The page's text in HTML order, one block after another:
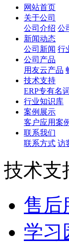
网站首页
关于公司
公司介绍 公
新闻动态
公司新闻 行
公司产品
用友云产品
技术支持
ERP专有名词
行业知识库
案例展示
客户应用案
联系我们
联系方式 访
技术支
售后
学习